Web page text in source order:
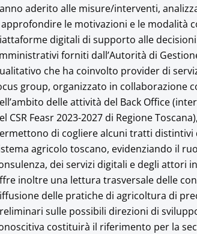
aderito alle misure/interventi,
approfondire le motivazioni e le modalità
digitali di supporto alle
forniti dall’Autorità di
che ha coinvolto provider di
group, organizzato in collaborazione
delle attività del Back Office
CSR Feasr 2023-2027 di Regione
di cogliere alcuni tratti
agricolo toscano, evidenziando il
dei servizi digitali e degli attori
inoltre una lettura trasversale delle
delle pratiche di agricoltura di
sulle possibili direzioni di
costituirà il riferimento per la